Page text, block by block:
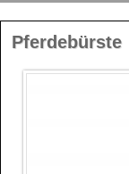
Pferdebürste